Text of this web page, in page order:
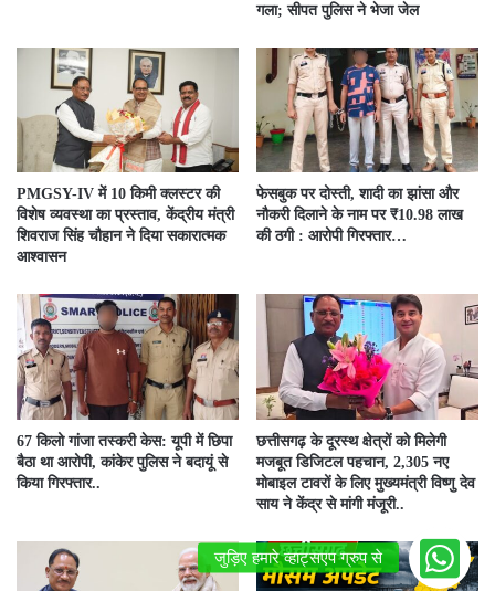
गला; सीपत पुलिस ने भेजा जेल
PMGSY-IV में 10 किमी क्लस्टर की
विशेष व्यवस्था का प्रस्ताव, केंद्रीय मंत्री
शिवराज सिंह चौहान ने दिया सकारात्मक
आश्वासन
फेसबुक पर दोस्ती, शादी का झांसा और
नौकरी दिलाने के नाम पर ₹10.98 लाख
की ठगी : आरोपी गिरफ्तार…
67 किलो गांजा तस्करी केस: यूपी में छिपा
बैठा था आरोपी, कांकेर पुलिस ने बदायूं से
किया गिरफ्तार..
छत्तीसगढ़ के दूरस्थ क्षेत्रों को मिलेगी
मजबूत डिजिटल पहचान, 2,305 नए
मोबाइल टावरों के लिए मुख्यमंत्री विष्णु देव
साय ने केंद्र से मांगी मंजूरी..